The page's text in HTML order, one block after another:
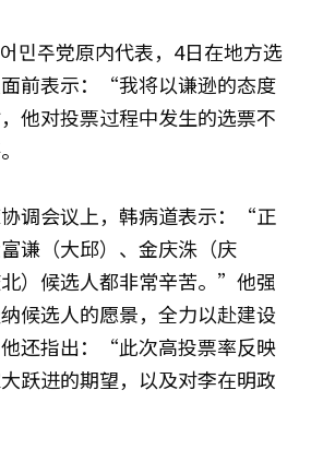
민주党原内代表，4日在地方选
前表示：“我将以谦逊的态度
他对投票过程中发生的选票不
调会议上，韩病道表示：“正
谦（大邱）、金庆洙（庆
）候选人都非常辛苦。”他强
候选人的愿景，全力以赴建设
还指出：“此次高投票率反映
跃进的期望，以及对李在明政